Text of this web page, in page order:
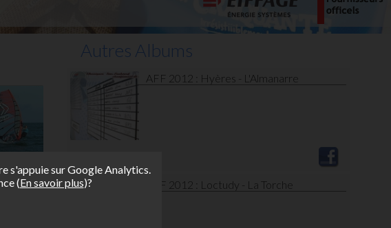
Autres Albums
AFF 2012 : Hyères - L'Almanarre
AFF 2012 : Loctudy - La Torche
s'appuie sur Google Analytics.
(En savoir plus)?